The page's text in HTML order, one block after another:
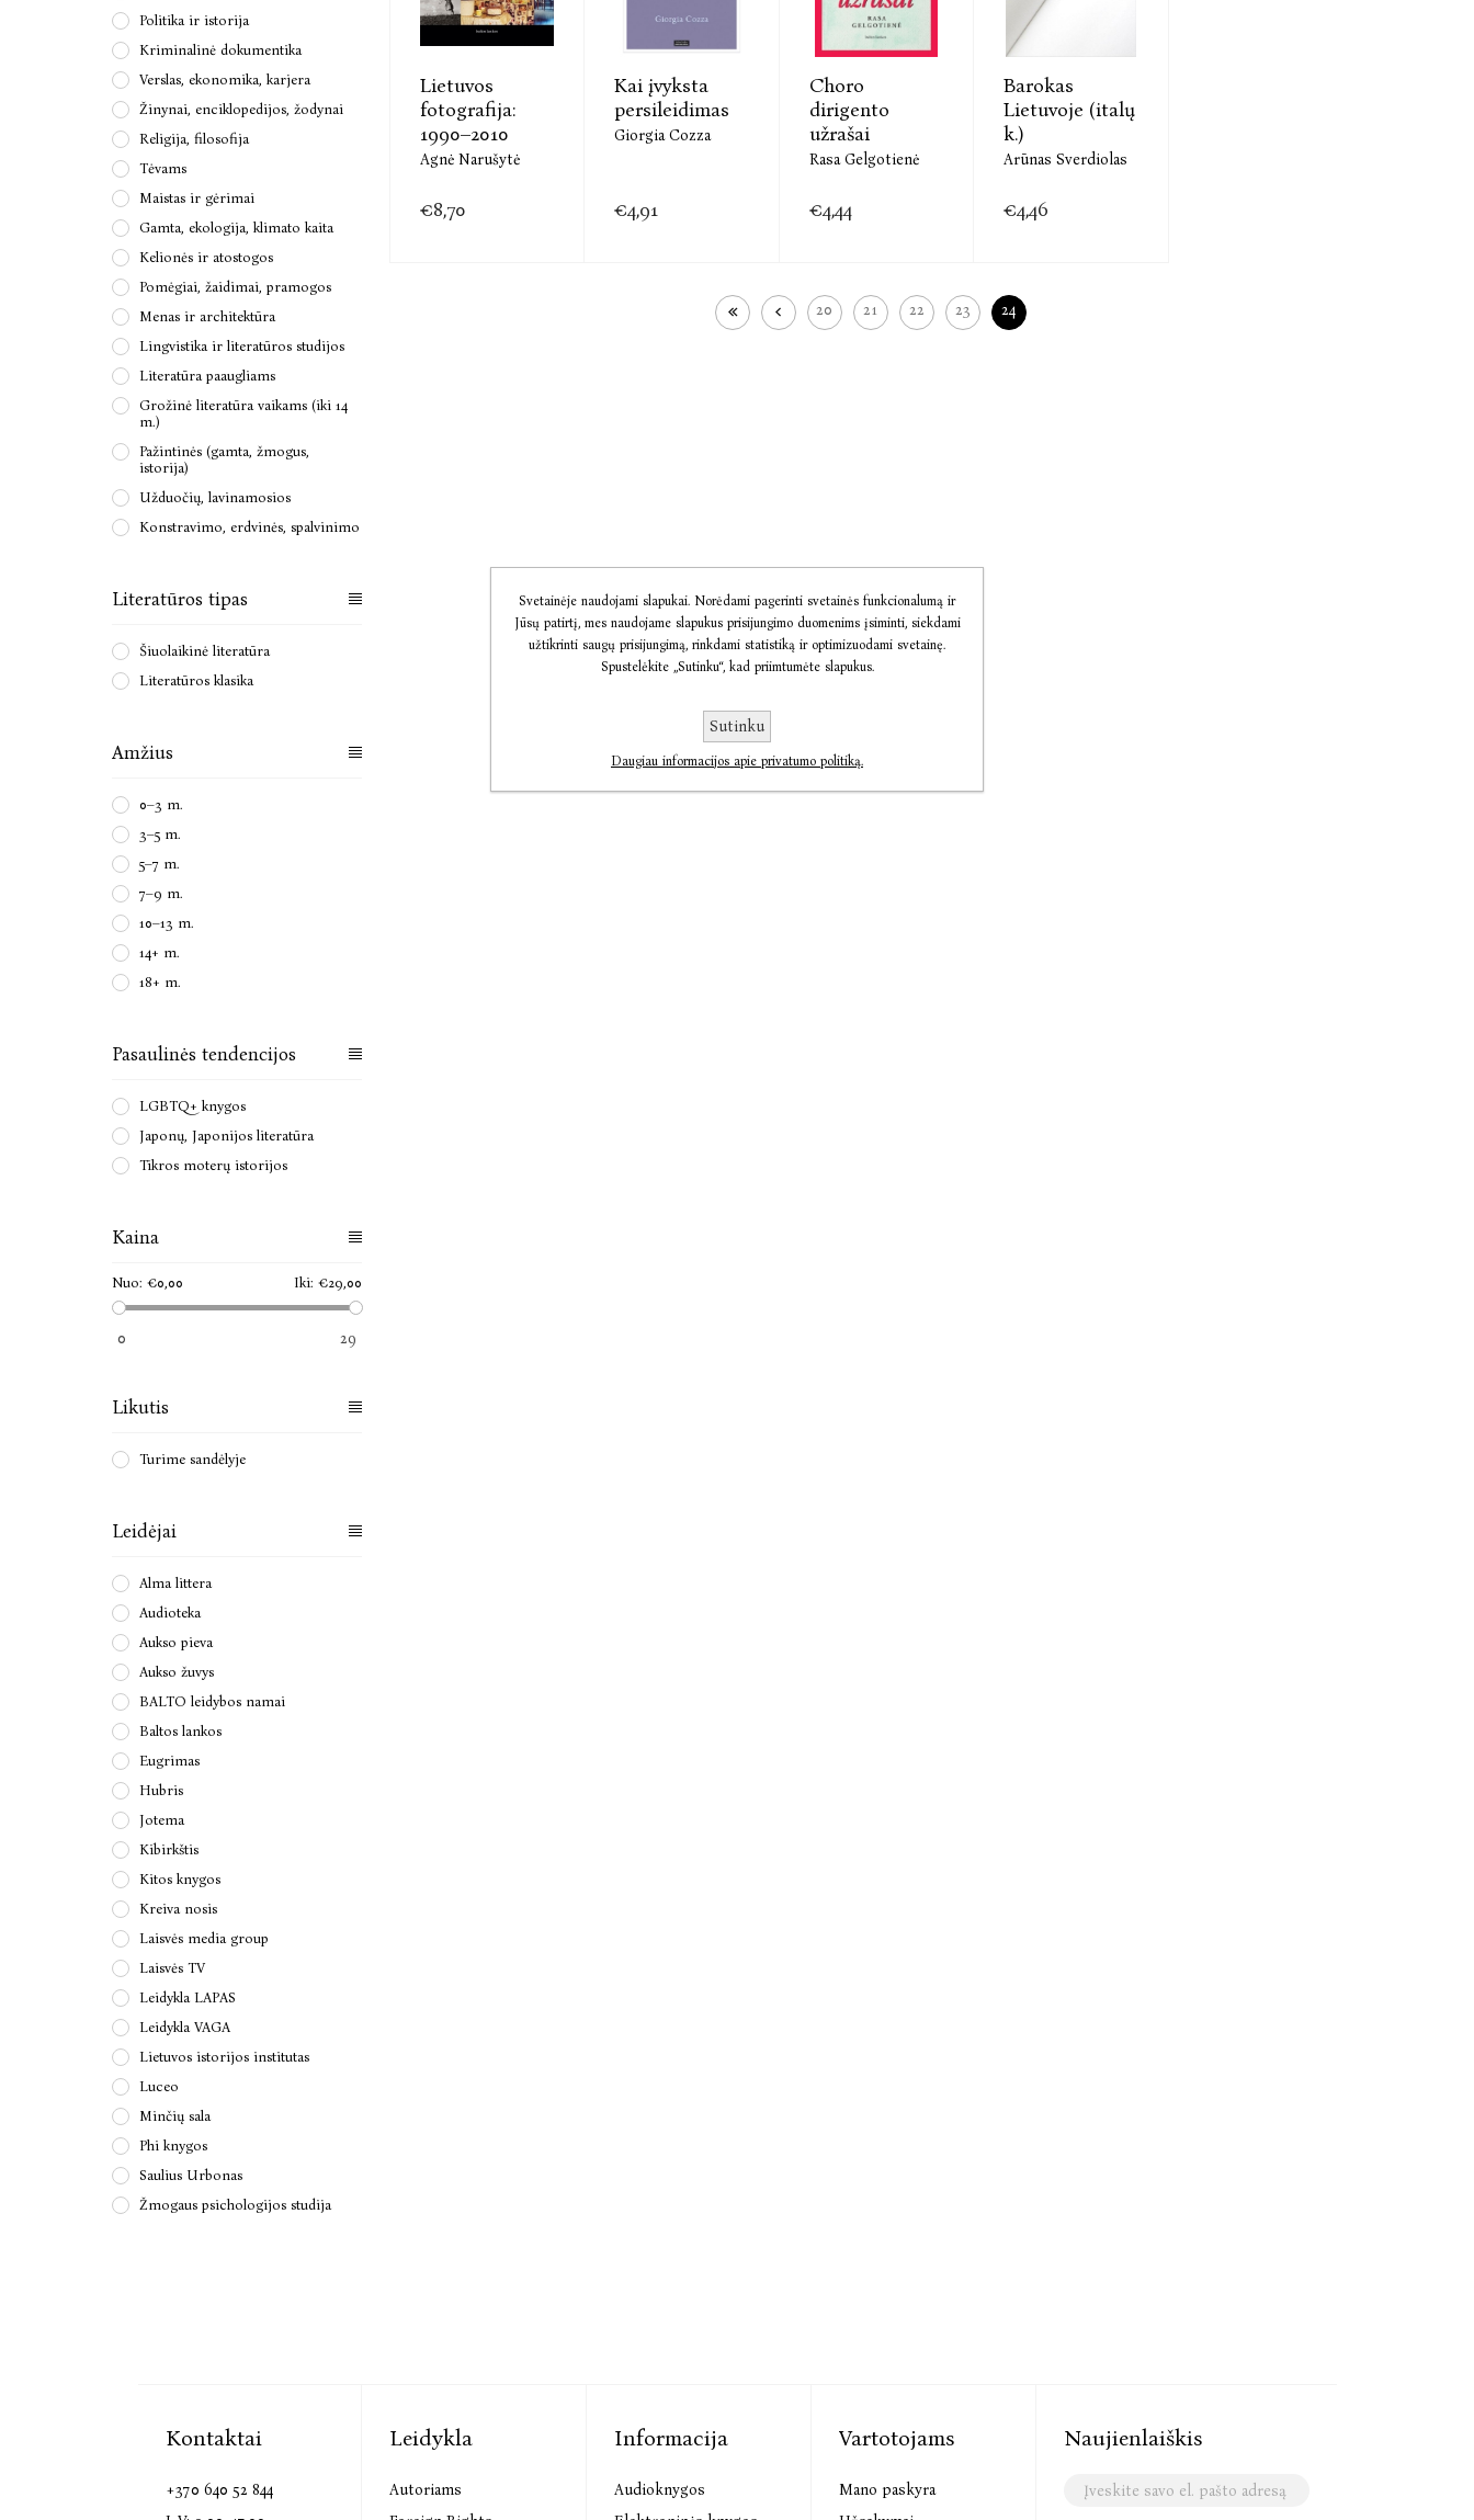
Lietuvos
fotografija:
1990–2010
Agnė Narušytė
€8,70
Kai įvyksta
persileidimas
Giorgia Cozza
€4,91
Choro
dirigento
užrašai
Rasa Gelgotienė
€4,44
Barokas
Lietuvoje (italų
k.)
Arūnas Sverdiolas
€4,46
20 21 22 23 24
Politika ir istorija
Kriminalinė dokumentika
Verslas, ekonomika, karjera
Žinynai, enciklopedijos, žodynai
Religija, filosofija
Tėvams
Maistas ir gėrimai
Gamta, ekologija, klimato kaita
Kelionės ir atostogos
Pomėgiai, žaidimai, pramogos
Menas ir architektūra
Lingvistika ir literatūros studijos
Literatūra paaugliams
Grožinė literatūra vaikams (iki 14
m.)
Pažintinės (gamta, žmogus,
istorija)
Užduočių, lavinamosios
Konstravimo, erdvinės, spalvinimo
Literatūros tipas
Šiuolaikinė literatūra
Literatūros klasika
Amžius
0–3 m.
3–5 m.
5–7 m.
7–9 m.
10–13 m.
14+ m.
18+ m.
Pasaulinės tendencijos
LGBTQ+ knygos
Japonų, Japonijos literatūra
Tikros moterų istorijos
Kaina
Nuo: €0,00 Iki: €29,00
0 29
Likutis
Turime sandėlyje
Leidėjai
Alma littera
Audioteka
Aukso pieva
Aukso žuvys
BALTO leidybos namai
Baltos lankos
Eugrimas
Hubris
Jotema
Kibirkštis
Kitos knygos
Kreiva nosis
Laisvės media group
Laisvės TV
Leidykla LAPAS
Leidykla VAGA
Lietuvos istorijos institutas
Luceo
Minčių sala
Phi knygos
Saulius Urbonas
Žmogaus psichologijos studija
Kontaktai
+370 640 52 844
Leidykla
Autoriams
Informacija
Audioknygos
Vartotojams
Mano paskyra
Naujienlaiškis
Svetainėje naudojami slapukai. Norėdami pagerinti svetainės funkcionalumą ir
Jūsų patirtį, mes naudojame slapukus prisijungimo duomenims įsiminti, siekdami
užtikrinti saugų prisijungimą, rinkdami statistiką ir optimizuodami svetainę.
Spustelėkite „Sutinku“, kad priimtumėte slapukus.
Sutinku
Daugiau informacijos apie privatumo politiką.